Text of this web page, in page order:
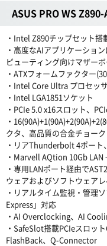
ASUS PRO WS
・Intel Z890チップセット搭
・高度なAIアプリケーショ
ピューティング向けマザーボ
・ATXフォームファクター
・Intel Core Ultra プロセッ
・Intel LGA1851ソケット
・PCIe 5.0 x16スロット、
・
クタ、高品質の合金チョー
・リアThunderbolt 4ポート
・Marvell AQtion 10Gb LAN
・専用LANポート経由で
ウェアおよびソフトウェア
・リアルタイム監視・管理
Express」対応
・AI Overclocking、AI
・SafeSlot搭載PCIeスロッ
FlashBack、Q-Connector